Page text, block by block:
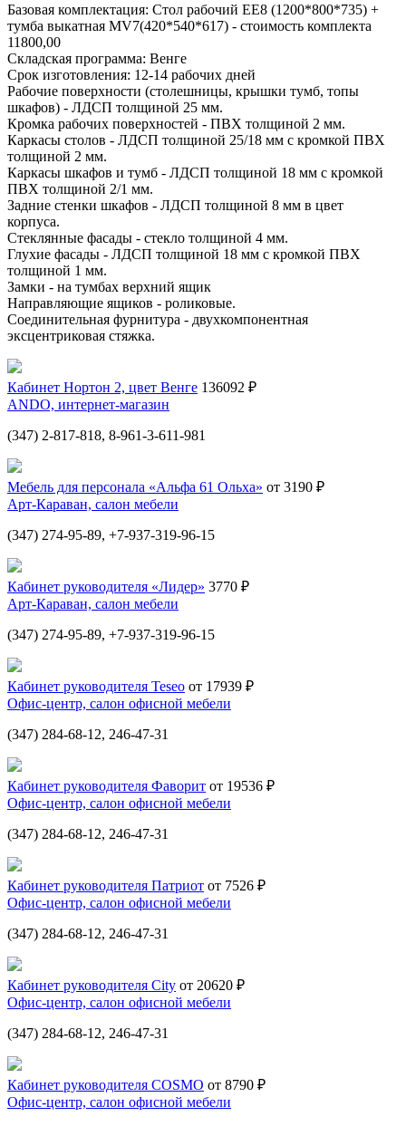
Базовая комплектация: Стол рабочий ЕЕ8 (1200*800*735) +
тумба выкатная MV7(420*540*617) - стоимость комплекта
11800,00
Складская программа: Венге
Срок изготовления: 12-14 рабочих дней
Рабочие поверхности (столешницы, крышки тумб, топы
шкафов) - ЛДСП толщиной 25 мм.
Кромка рабочих поверхностей - ПВХ толщиной 2 мм.
Каркасы столов - ЛДСП толщиной 25/18 мм с кромкой ПВХ
толщиной 2 мм.
Каркасы шкафов и тумб - ЛДСП толщиной 18 мм с кромкой
ПВХ толщиной 2/1 мм.
Задние стенки шкафов - ЛДСП толщиной 8 мм в цвет
корпуса.
Стеклянные фасады - стекло толщиной 4 мм.
Глухие фасады - ЛДСП толщиной 18 мм с кромкой ПВХ
толщиной 1 мм.
Замки - на тумбах верхний ящик
Направляющие ящиков - роликовые.
Соединительная фурнитура - двухкомпонентная
эксцентриковая стяжка.
Кабинет Нортон 2, цвет Венге 136092 ₽
ANDO, интернет-магазин
(347) 2-817-818, 8-961-3-611-981
Мебель для персонала «Альфа 61 Ольха» от 3190 ₽
Арт-Караван, салон мебели
(347) 274-95-89, +7-937-319-96-15
Кабинет руководителя «Лидер» 3770 ₽
Арт-Караван, салон мебели
(347) 274-95-89, +7-937-319-96-15
Кабинет руководителя Teseo от 17939 ₽
Офис-центр, салон офисной мебели
(347) 284-68-12, 246-47-31
Кабинет руководителя Фаворит от 19536 ₽
Офис-центр, салон офисной мебели
(347) 284-68-12, 246-47-31
Кабинет руководителя Патриот от 7526 ₽
Офис-центр, салон офисной мебели
(347) 284-68-12, 246-47-31
Кабинет руководителя City от 20620 ₽
Офис-центр, салон офисной мебели
(347) 284-68-12, 246-47-31
Кабинет руководителя COSMO от 8790 ₽
Офис-центр, салон офисной мебели